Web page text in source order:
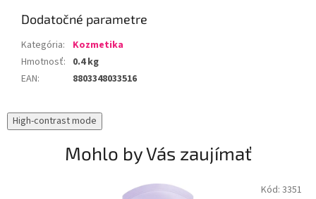
Dodatočné parametre
Kategória:
Kozmetika
Hmotnosť: 0.4 kg
EAN: 8803348033516
High-contrast mode
Mohlo by Vás zaujímať
Kód: 3351